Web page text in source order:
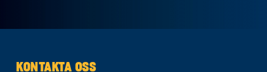
KONTAKTA OSS